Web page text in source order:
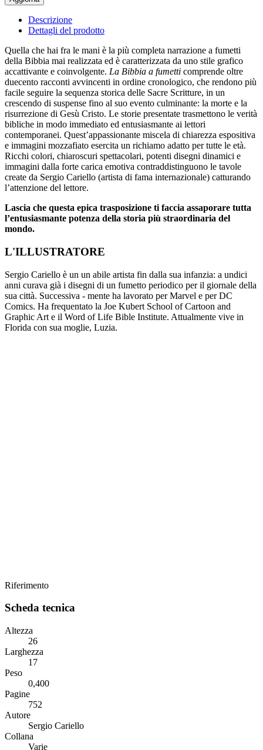
Descrizione
Dettagli del prodotto
Quella che hai fra le mani è la più completa narrazione a fumetti
della Bibbia mai realizzata ed è caratterizzata da uno stile grafico
accattivante e coinvolgente. La Bibbia a fumetti comprende oltre
duecento racconti avvincenti in ordine cronologico, che rendono più
facile seguire la sequenza storica delle Sacre Scritture, in un
crescendo di suspense fino al suo evento culminante: la morte e la
risurrezione di Gesù Cristo. Le storie presentate trasmettono le verità
bibliche in modo immediato ed entusiasmante ai lettori
contemporanei. Quest’appassionante miscela di chiarezza espositiva
e immagini mozzafiato esercita un richiamo adatto per tutte le età.
Ricchi colori, chiaroscuri spettacolari, potenti disegni dinamici e
immagini dalla forte carica emotiva contraddistinguono le tavole
create da Sergio Cariello (artista di fama internazionale) catturando
l’attenzione del lettore.
Lascia che questa epica trasposizione ti faccia assaporare tutta
l’entusiasmante potenza della storia più straordinaria del
mondo.
L'ILLUSTRATORE
Sergio Cariello è un un abile artista fin dalla sua infanzia: a undici
anni curava già i disegni di un fumetto periodico per il giornale della
sua città. Successiva - mente ha lavorato per Marvel e per DC
Comics. Ha frequentato la Joe Kubert School of Cartoon and
Graphic Art e il Word of Life Bible Institute. Attualmente vive in
Florida con sua moglie, Luzia.
Riferimento
Scheda tecnica
Altezza
26
Larghezza
17
Peso
0,400
Pagine
752
Autore
Sergio Cariello
Collana
Varie